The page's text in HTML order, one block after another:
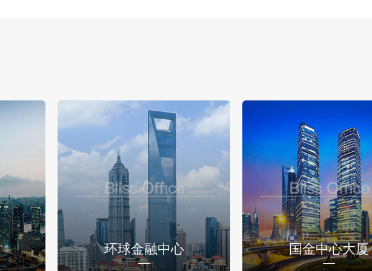
环球金融中心 国金中心大厦